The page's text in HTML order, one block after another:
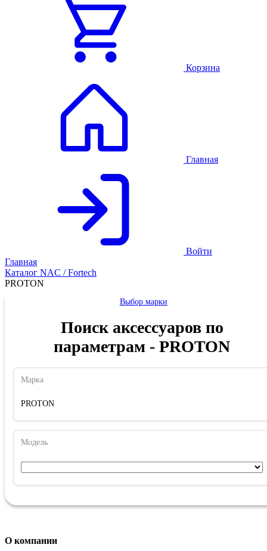
Корзина
Главная
Войти
Главная
Каталог NAC / Fortech
PROTON
Выбор марки
Поиск аксессуаров по
параметрам - PROTON
Марка
PROTON
Модель
О компании